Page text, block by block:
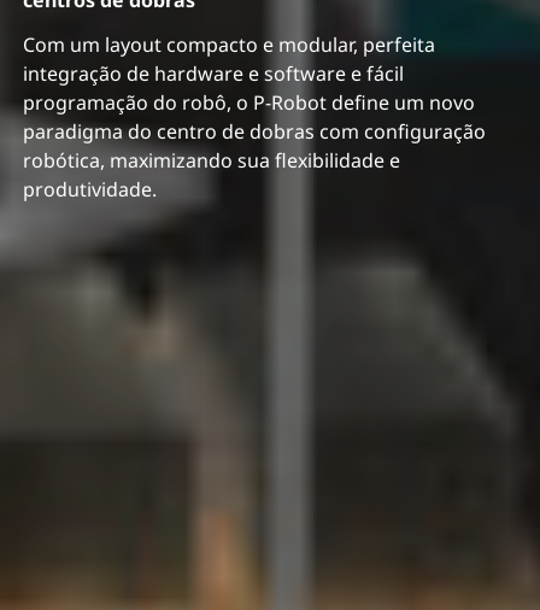
Com um layout compacto e modular, perfeita
integração de hardware e software e fácil
programação do robô, o P-Robot define um novo
paradigma do centro de dobras com configuração
robótica, maximizando sua flexibilidade e
produtividade.